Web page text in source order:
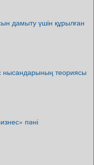
дамыту үшін құрылған
теориясы
пәні